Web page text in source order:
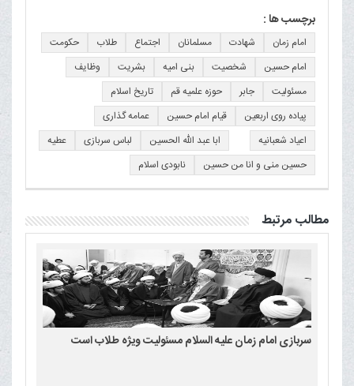
برچسب ها :
امام زمان شهادت مسلمانان اجتماع طلاب
حکومت
امام حسین
شخصیت بنی امیه بشریت
وظایف
مسئولیت
جابر حوزه علمیه قم
تاریخ اسلام
پیاده روی اربعین
قیام امام حسین
عمامه گذاری
اعیاد شعبانیه
ابا عبد الله الحسین لباس سربازی
عطیه
حسین منی و انا من حسین
نابودی اسلام
مطالب مرتبط
سربازی امام زمان علیه السلام مسئولیت ویژه طلاب است